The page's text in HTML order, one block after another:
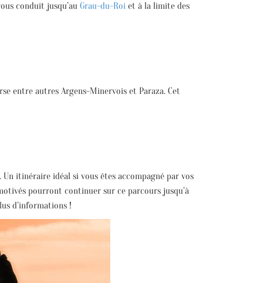
conduit jusqu’au Grau-du-Roi et à la limite des
entre autres Argens-Minervois et Paraza. Cet
itinéraire idéal si vous êtes accompagné par vos
pourront continuer sur ce parcours jusqu’à
d’informations !